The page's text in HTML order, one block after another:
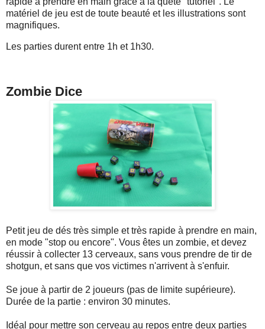
matériel de jeu est de toute beauté et les illustrations sont
magnifiques.
Les parties durent entre 1h et 1h30.
Zombie Dice
Petit jeu de dés très simple et très rapide à prendre en main,
en mode "stop ou encore". Vous êtes un zombie, et devez
réussir à collecter 13 cerveaux, sans vous prendre de tir de
shotgun, et sans que vos victimes n'arrivent à s'enfuir.
Se joue à partir de 2 joueurs (pas de limite supérieure).
Durée de la partie : environ 30 minutes.
Idéal pour mettre son cerveau au repos entre deux parties